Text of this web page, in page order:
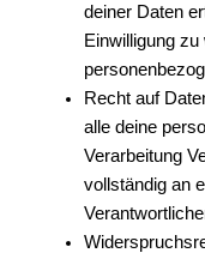
deiner Daten
Einwilligung
Recht auf
alle deine
Verarbeitung
vollständig an